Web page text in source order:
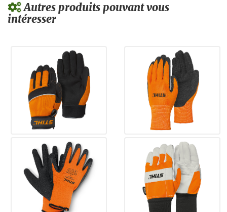
Autres produits pouvant vous
intéresser